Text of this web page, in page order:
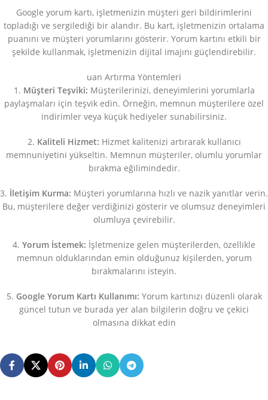
Google yorum kartı, işletmenizin müşteri geri bildirimlerini
topladığı ve sergilediği bir alandır. Bu kart, işletmenizin ortalama
puanını ve müşteri yorumlarını gösterir. Yorum kartını etkili bir
şekilde kullanmak, işletmenizin dijital imajını güçlendirebilir.
uan Artırma Yöntemleri
1. Müşteri Teşviki: Müşterilerinizi, deneyimlerini yorumlarla
paylaşmaları için teşvik edin. Örneğin, memnun müşterilere özel
indirimler veya küçük hediyeler sunabilirsiniz.
2. Kaliteli Hizmet: Hizmet kalitenizi artırarak kullanıcı
memnuniyetini yükseltin. Memnun müşteriler, olumlu yorumlar
bırakma eğilimindedir.
3. İletişim Kurma: Müşteri yorumlarına hızlı ve nazik yanıtlar verin.
Bu, müşterilere değer verdiğinizi gösterir ve olumsuz deneyimleri
olumluya çevirebilir.
4. Yorum İstemek: İşletmenize gelen müşterilerden, özellikle
memnun olduklarından emin olduğunuz kişilerden, yorum
bırakmalarını isteyin.
5. Google Yorum Kartı Kullanımı: Yorum kartınızı düzenli olarak
güncel tutun ve burada yer alan bilgilerin doğru ve çekici
olmasına dikkat edin